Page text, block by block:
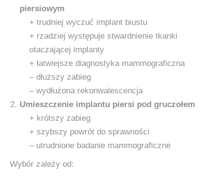
piersiowym
+ trudniej wyczuć implant biustu
+ rzadziej występuje stwardnienie tkanki
otaczającej implanty
+ łatwiejsze diagnostyka mammograficzna
– dłuższy zabieg
– wydłużona rekonwalescencja
Umieszczenie implantu piersi pod gruczołem
+ krótszy zabieg
+ szybszy powrót do sprawności
– utrudnione badanie mammograficzne
Wybór zależy od: